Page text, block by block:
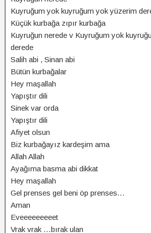
Kuyruğum yok kuyruğum yok yüzerim
Küçük kurbağa zıpır kurbağa
Kuyruğun nerede v Kuyruğum yok
derede
Salih abi , Sinan abi
Bütün kurbağalar
Hey maşallah
Yapıştır dili
Sinek var orda
Yapıştır dili
Afiyet olsun
Biz kurbağayız kardeşim ama
Allah Allah
Ayağıma basma abi dikkat
Hey maşallah
Gel prenses gel beni öp prenses…
Aman
Eveeeeeeeeet
Vrak vrak …bırak ulan